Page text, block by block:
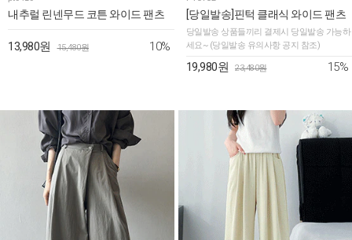
내추럴 린넨무드 코튼 와이드 팬츠
13,980원 15,480원 10%
[당일발송]핀턱 클래식 와이드 팬츠
당일발송 상품들끼리 결제시 당일발송 가능하
세요~ (당일발송 유의사항 공지 참조)
19,980원 23,480원 15%